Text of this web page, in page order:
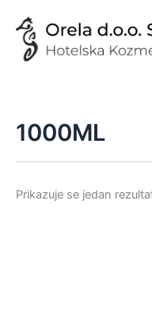
content
1000ML
Prikazuje se jedan